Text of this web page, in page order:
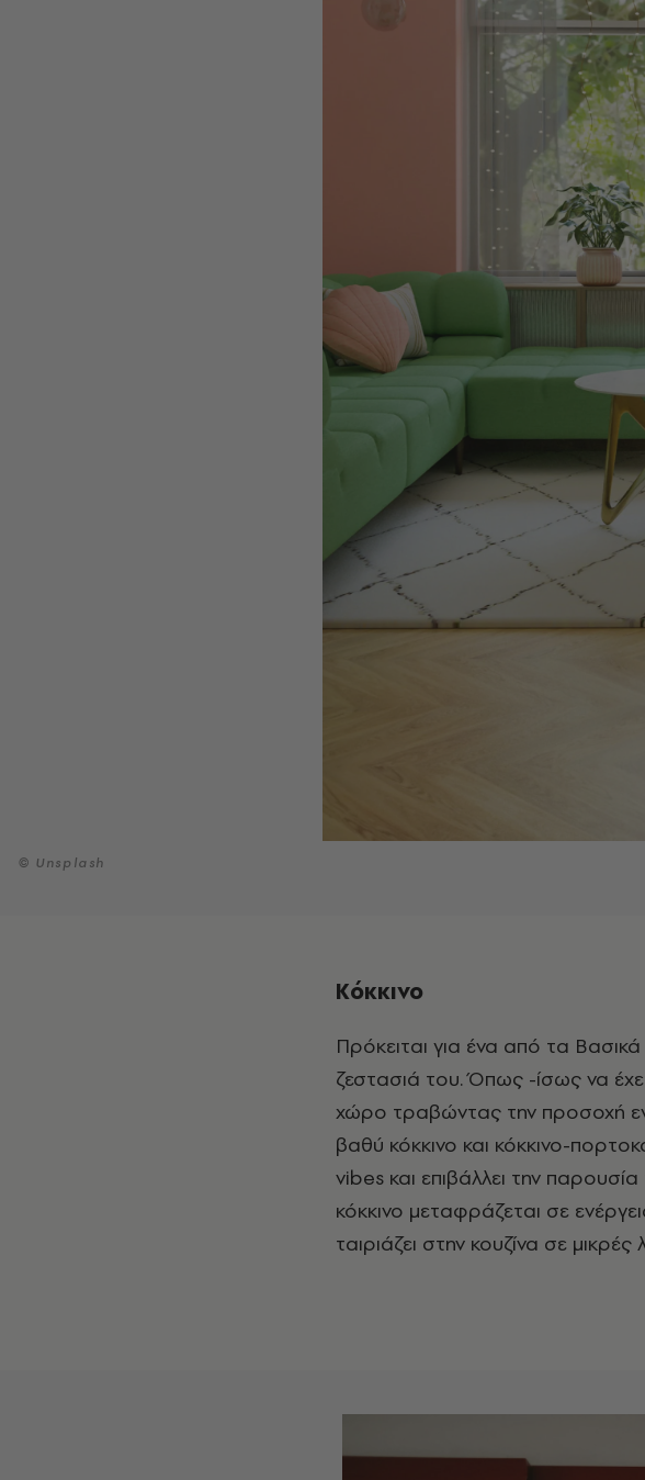
© Unsplash
Κόκκινο
Πρόκειται για ένα από τα Βασικά χρώματα, γνωστό για τη ζωντάνια και τη
ζεστασιά του. Όπως -ίσως να
χώρο τραβώντας την προσοχή
βαθύ κόκκινο και κόκκινο-
vibes και επιβάλλει την
κόκκινο μεταφράζεται σε
ταιριάζει στην κουζίνα σε